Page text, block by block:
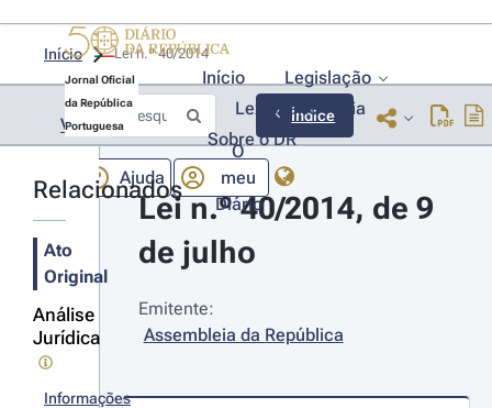
Jornal Oficial
da República
Portuguesa
Início
Legislação
Lexionário
Lia
Sobre o DR
Ajuda
O
meu
Diário
Início Lei n.º 40/2014
Voltar Índice
Relacionados
Ato
Original
Análise
Jurídica
Informações
Lei n.º 40/2014, de 9
de julho
Emitente:
Assembleia da República